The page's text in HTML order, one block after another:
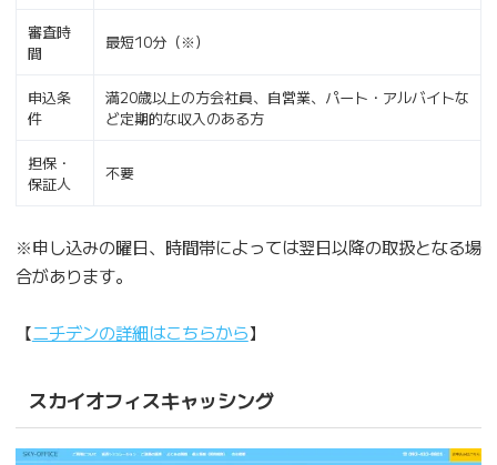
審査時
間
最短10分（※）
申込条
件
満20歳以上の方会社員、自営業、パート・アルバイトな
ど定期的な収入のある方
担保・
保証人
不要
※申し込みの曜日、時間帯によっては翌日以降の取扱となる場
合があります。
【ニチデンの詳細はこちらから】
スカイオフィスキャッシング